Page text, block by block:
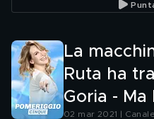
La
Ruta ha
Goria - Ma
02 mar 2021 |